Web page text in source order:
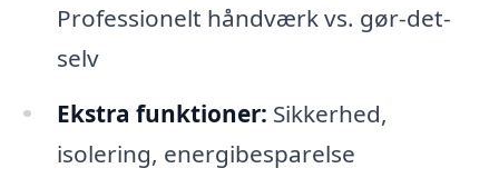
Professionelt håndværk vs. gør-det-
selv
Ekstra funktioner: Sikkerhed,
isolering, energibesparelse